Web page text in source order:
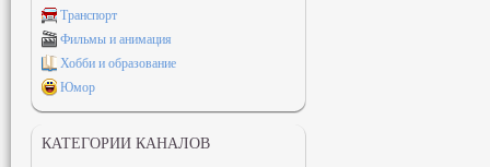
Транспорт
Фильмы и анимация
Хобби и образование
Юмор
КАТЕГОРИИ КАНАЛОВ